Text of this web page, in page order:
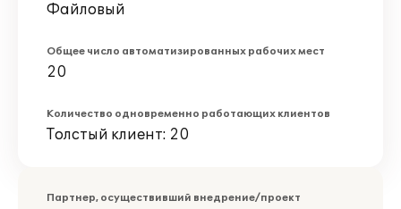
Файловый
Общее число автоматизированных рабочих мест
20
Количество одновременно работающих клиентов
Толстый клиент: 20
Партнер, осуществивший внедрение/проект